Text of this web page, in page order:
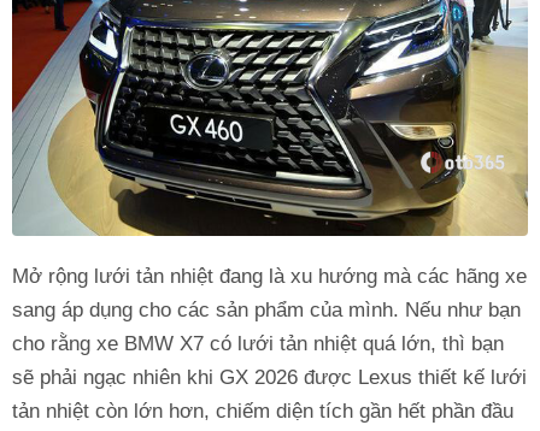
Mở rộng lưới tản nhiệt đang là xu hướng mà các hãng xe
sang áp dụng cho các sản phẩm của mình. Nếu như bạn
cho rằng xe BMW X7 có lưới tản nhiệt quá lớn, thì bạn
sẽ phải ngạc nhiên khi GX 2026 được Lexus thiết kế lưới
tản nhiệt còn lớn hơn, chiếm diện tích gần hết phần đầu